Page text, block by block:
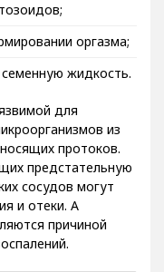
оргазма;
жидкость.
для
из
протоков.
предстательную
сосудов могут
и отеки. А
причиной